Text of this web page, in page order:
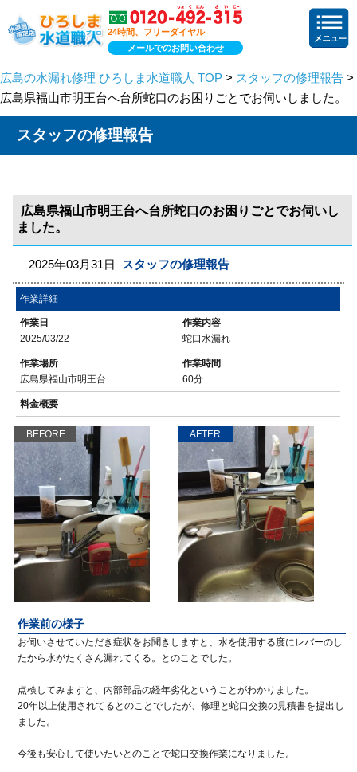
24時間、フリーダイヤル
メールでのお問い合わせ
広島の水漏れ修理 ひろしま水道職人 TOP > スタッフの修理報告 >
広島県福山市明王台へ台所蛇口のお困りごとでお伺いしました。
スタッフの修理報告
広島県福山市明王台へ台所蛇口のお困りごとでお伺いし
ました。
2025年03月31日 スタッフの修理報告
作業詳細
作業日
2025/03/22
作業内容
蛇口水漏れ
作業場所
広島県福山市明王台
作業時間
60分
料金概要
BEFORE AFTER
作業前の様子
お伺いさせていただき症状をお聞きしますと、水を使用する度にレバーのし
たから水がたくさん漏れてくる。とのことでした。
点検してみますと、内部部品の経年劣化ということがわかりました。
20年以上使用されてるとのことでしたが、修理と蛇口交換の見積書を提出し
ました。
今後も安心して使いたいとのことで蛇口交換作業になりました。